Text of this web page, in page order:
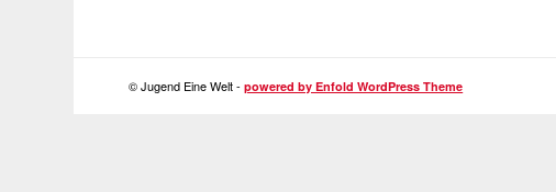
© Jugend Eine Welt -powered by Enfold WordPress Theme